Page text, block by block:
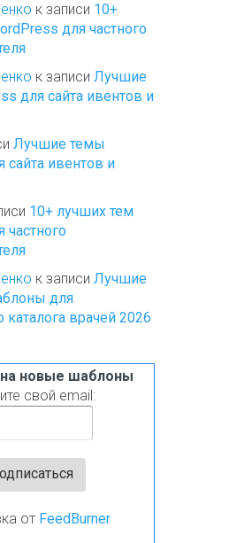
к записи 10+
для частного
к записи Лучшие
для сайта ивентов и
Лучшие темы
сайта ивентов и
10+ лучших тем
частного
к записи Лучшие
для
врачей 2026
на новые шаблоны
свой email:
от FeedBurner